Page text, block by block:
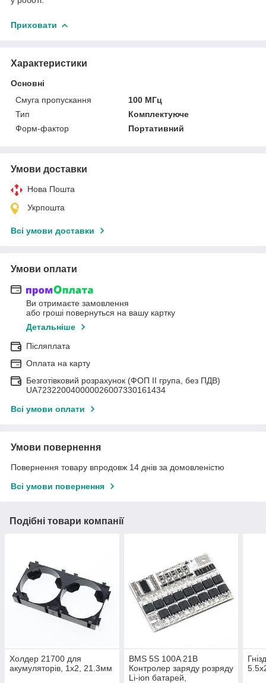
Приховати
Характеристики
Основні
Смуга пропускання
100 МГц
Тип
Комплектуюче
Форм-фактор
Портативний
Умови доставки
Нова Пошта
Укрпошта
Всі умови доставки
Умови оплати
Ви отримаєте замовлення
або гроші повернуться на вашу картку
Детальніше
Післяплата
Оплата на карту
Безготівковий розрахунок (ФОП II група, без ПДВ)
UA723220040000026007330161434
Всі умови оплати
Умови повернення
Повернення товару впродовж 14 днів за домовленістю
Всі умови повернення
Подібні товари компанії
Холдер 21700 для
акумуляторів, 1х2, 21.3мм
BMS 5S 100A 21В
Контролер заряду розряду
Li-ion батарей,